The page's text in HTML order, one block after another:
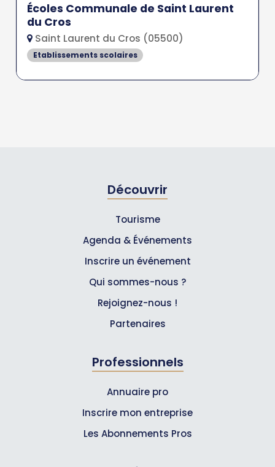
Écoles Communale de Saint Laurent
du Cros
Saint Laurent du Cros (05500)
Etablissements scolaires
Découvrir
Tourisme
Agenda & Événements
Inscrire un événement
Qui sommes-nous ?
Rejoignez-nous !
Partenaires
Professionnels
Annuaire pro
Inscrire mon entreprise
Les Abonnements Pros